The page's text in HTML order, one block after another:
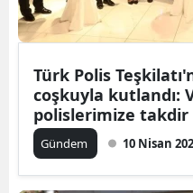
Türk Polis
coşkuyla kutlandı:
polislerimize takdir
Gündem 10 Nisan